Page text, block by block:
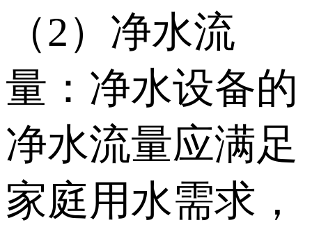
（2）净水流
量：净水设备的
净水流量应满足
家庭用水需求，